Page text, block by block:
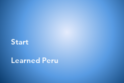
Start
Learned Peru